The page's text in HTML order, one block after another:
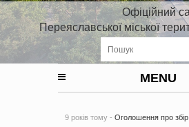
Офіційний
Переяславської міської
MENU
9 років тому - Оголошення про збір